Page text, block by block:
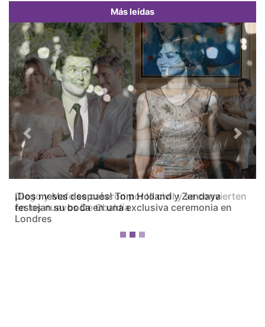
Más leídas
Diego y Mafe se casaron por lo civil y se convierten
en los nuevos De Obaldía
Previous Next